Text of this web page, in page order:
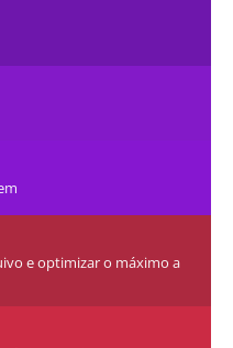
e optimizar o máximo a